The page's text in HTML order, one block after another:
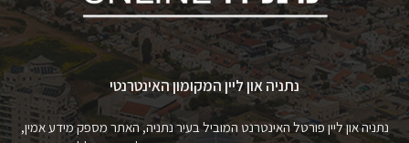
נתניה און ליין המקומון האינטרנטי
נתניה און ליין פורטל האינטרנט המוביל בעיר נתניה, האתר מספק מידע אמין,